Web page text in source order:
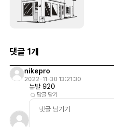
댓글 1개
nikepro
2022-11-30 13:21:30
뉴발 920
답글 달기